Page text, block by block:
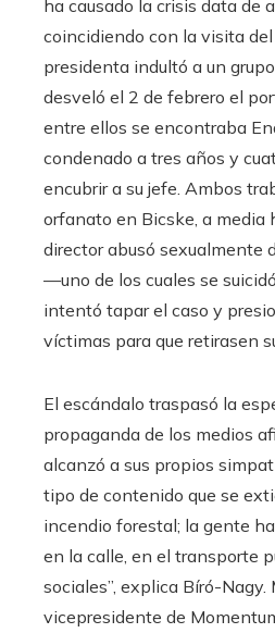
ha causado la crisis data de
coincidiendo con la visita
presidenta indultó a un
desveló el 2 de febrero el
entre ellos se encontraba
condenado a tres años y
encubrir a su jefe. Ambos
orfanato en Bicske, a media
director abusó sexualmente
—uno de los cuales se
intentó tapar el caso y
víctimas para que retirasen
El escándalo traspasó la
propaganda de los medios
alcanzó a sus propios
tipo de contenido que se
incendio forestal; la gente
en la calle, en el transporte
sociales”, explica Bíró-Nagy.
vicepresidente de